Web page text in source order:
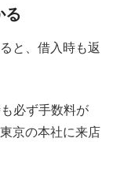
る
と、借入時も返
必ず手数料が
京の本社に来店